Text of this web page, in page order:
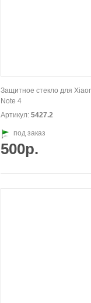
Защитное стекло для
Note 4
Артикул: 5427.2
под заказ
500р.